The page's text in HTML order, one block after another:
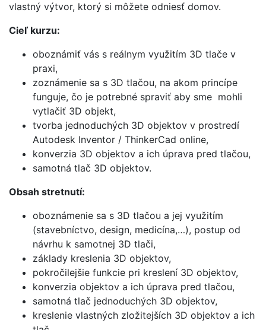
vlastný výtvor, ktorý si môžete odniesť domov.
Cieľ kurzu:
oboznámiť vás s reálnym využitím 3D tlače v
praxi,
zoznámenie sa s 3D tlačou, na akom princípe
funguje, čo je potrebné spraviť aby sme mohli
vytlačiť 3D objekt,
tvorba jednoduchých 3D objektov v prostredí
Autodesk Inventor / ThinkerCad online,
konverzia 3D objektov a ich úprava pred tlačou,
samotná tlač 3D objektov.
Obsah stretnutí:
oboznámenie sa s 3D tlačou a jej využitím
(stavebníctvo, design, medicína,…), postup od
návrhu k samotnej 3D tlači,
základy kreslenia 3D objektov,
pokročilejšie funkcie pri kreslení 3D objektov,
konverzia objektov a ich úprava pred tlačou,
samotná tlač jednoduchých 3D objektov,
kreslenie vlastných zložitejších 3D objektov a ich